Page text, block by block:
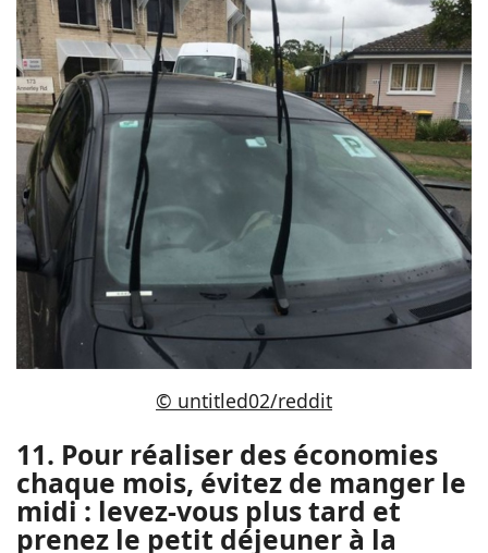
© untitled02/reddit
11. Pour réaliser des économies
chaque mois, évitez de manger le
midi : levez-vous plus tard et
prenez le petit déjeuner à la